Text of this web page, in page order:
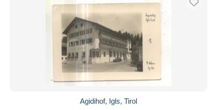
Agidihof, Igls, Tirol